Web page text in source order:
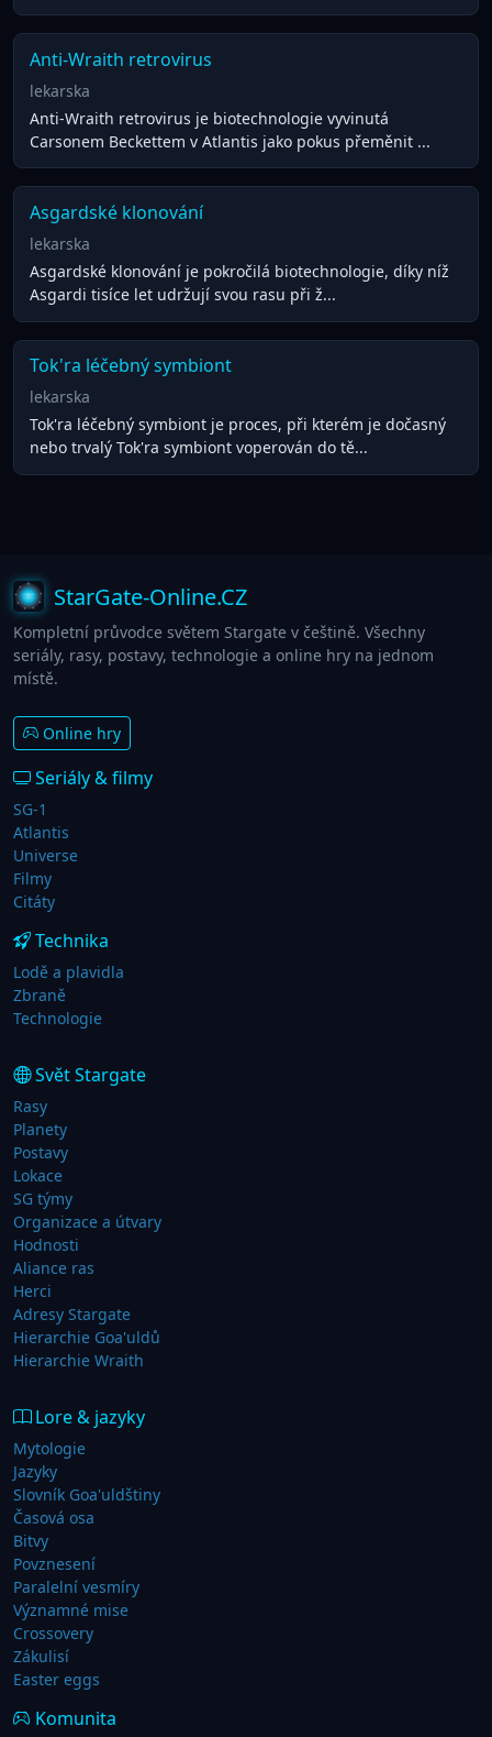
Anti-Wraith retrovirus
lekarska
Anti-Wraith retrovirus je biotechnologie vyvinutá
Carsonem Beckettem v Atlantis jako pokus přeměnit ...
Asgardské klonování
lekarska
Asgardské klonování je pokročilá biotechnologie, díky níž
Asgardi tisíce let udržují svou rasu při ž...
Tok'ra léčebný symbiont
lekarska
Tok'ra léčebný symbiont je proces, při kterém je dočasný
nebo trvalý Tok'ra symbiont voperován do tě...
StarGate-Online.CZ
Kompletní průvodce světem Stargate v češtině. Všechny
seriály, rasy, postavy, technologie a online hry na jednom
místě.
Online hry
Seriály & filmy
SG-1
Atlantis
Universe
Filmy
Citáty
Technika
Lodě a plavidla
Zbraně
Technologie
Svět Stargate
Rasy
Planety
Postavy
Lokace
SG týmy
Organizace a útvary
Hodnosti
Aliance ras
Herci
Adresy Stargate
Hierarchie Goa'uldů
Hierarchie Wraith
Lore & jazyky
Mytologie
Jazyky
Slovník Goa'uldštiny
Časová osa
Bitvy
Povznesení
Paralelní vesmíry
Významné mise
Crossovery
Zákulisí
Easter eggs
Komunita